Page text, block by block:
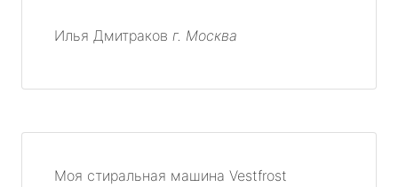
Илья Дмитраков г. Москва
Моя стиральная машина Vestfrost